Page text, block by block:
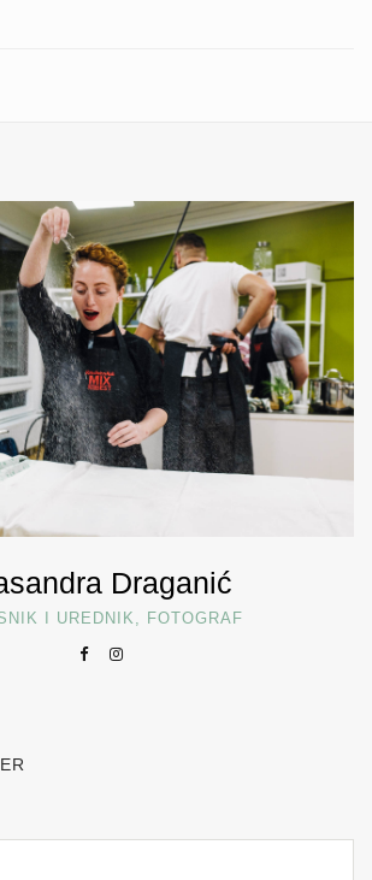
Draganić
I UREDNIK, FOTOGRAF